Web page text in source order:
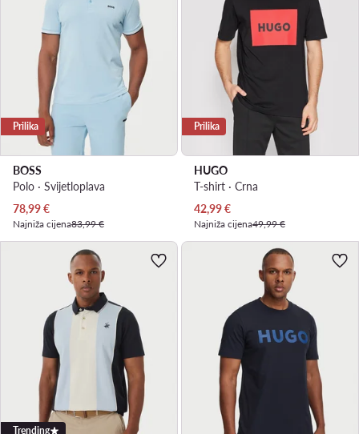
Prilika
BOSS
Polo · Svijetloplava
Trenutna cijena
78,99€
Najniža cijena83,99 €
Prilika
HUGO
T-shirt · Crna
Trenutna cijena
42,99€
Najniža cijena49,99 €
Trending